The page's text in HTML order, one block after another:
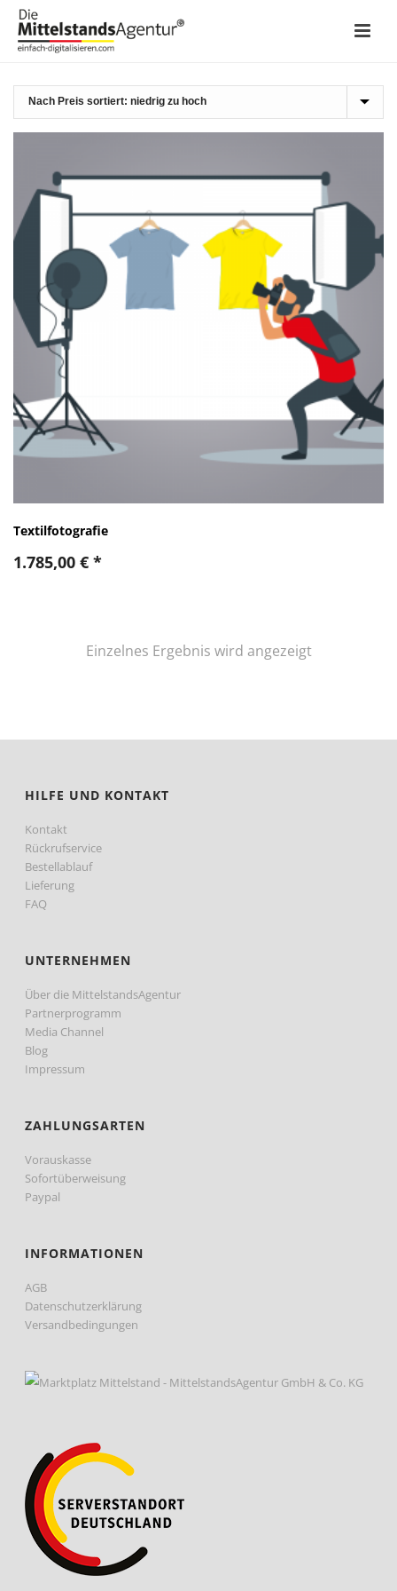
Textilfotografie
1.785,00 € *
Einzelnes Ergebnis wird angezeigt
HILFE UND KONTAKT
Kontakt
Rückrufservice
Bestellablauf
Lieferung
FAQ
UNTERNEHMEN
Über die MittelstandsAgentur
Partnerprogramm
Media Channel
Blog
Impressum
ZAHLUNGSARTEN
Vorauskasse
Sofortüberweisung
Paypal
INFORMATIONEN
AGB
Datenschutzerklärung
Versandbedingungen